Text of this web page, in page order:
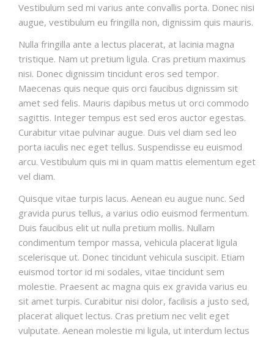
Vestibulum sed mi varius ante convallis porta. Donec nisi
augue, vestibulum eu fringilla non, dignissim quis mauris.
Nulla fringilla ante a lectus placerat, at lacinia magna
tristique. Nam ut pretium ligula. Cras pretium maximus
nisi. Donec dignissim tincidunt eros sed tempor.
Maecenas quis neque quis orci faucibus dignissim sit
amet sed felis. Mauris dapibus metus ut orci commodo
sagittis. Integer tempus est sed eros auctor egestas.
Curabitur vitae pulvinar augue. Duis vel diam sed leo
porta iaculis nec eget tellus. Suspendisse eu euismod
arcu. Vestibulum quis mi in quam mattis elementum eget
vel diam.
Quisque vitae turpis lacus. Aenean eu augue nunc. Sed
gravida purus tellus, a varius odio euismod fermentum.
Duis faucibus elit ut nulla pretium mollis. Nullam
condimentum tempor massa, vehicula placerat ligula
scelerisque ut. Donec tincidunt vehicula suscipit. Etiam
euismod tortor id mi sodales, vitae tincidunt sem
molestie. Praesent ac magna quis ex gravida varius eu
sit amet turpis. Curabitur nisi dolor, facilisis a justo sed,
placerat aliquet lectus. Cras pretium nec velit eget
vulputate. Aenean molestie mi ligula, ut interdum lectus